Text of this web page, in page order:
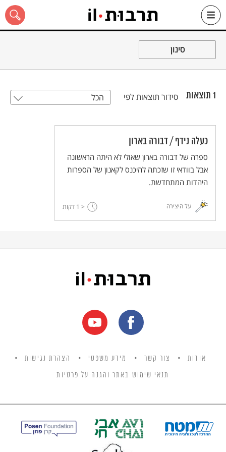
Skip
כל האתר
סינון
1 תוצאות סידור תוצאות לפי הכל
כעלה נידף / דבורה בארון
ספרה של דבורה בארון שאולי לא היתה הראשונה
אבל בוודאי זו שזכתה להיכנס לקאנון של הספרות
היהדות המתחדשת.
על היצירה < 1 דקות
אודות צור קשר מידע משפטי הצהרת נגישות
תנאי שימוש באתר והגנה על פרטיות